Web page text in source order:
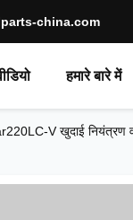
china.com
हमारे बारे में
V खुदाई नियंत्रण